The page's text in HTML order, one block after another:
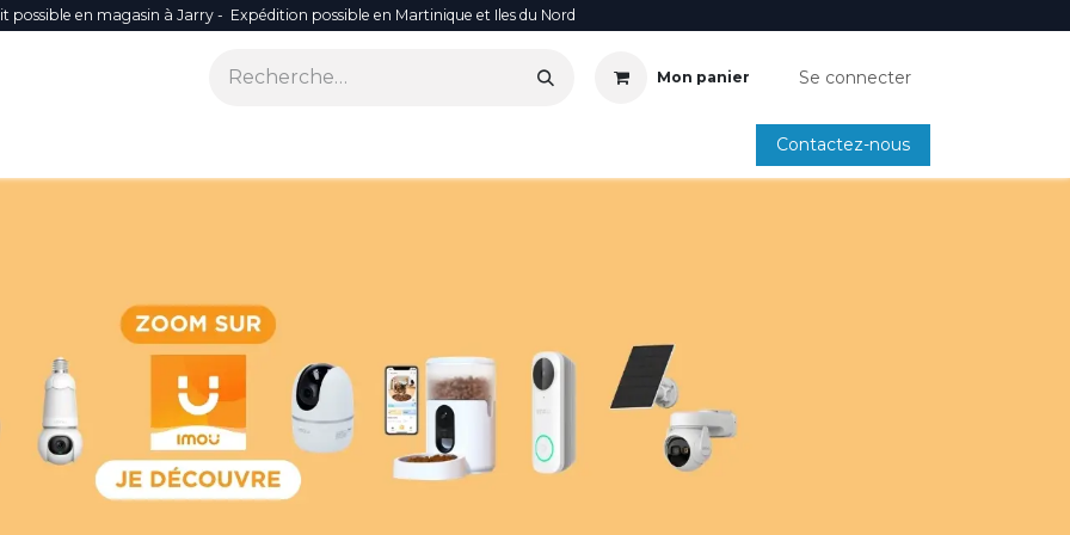
possible en magasin à Jarry - Expédition possible en Martinique et Iles du Nord
Mon panier Se connecter
ANNUAIRE INSTALLATEURS SMARTPHONE
Contactez-nous